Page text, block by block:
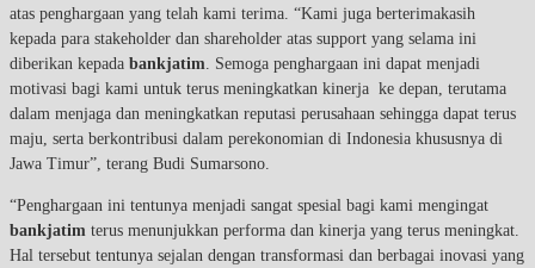
atas penghargaan yang telah kami terima. “Kami juga berterimakasih
kepada para stakeholder dan shareholder atas support yang selama ini
diberikan kepada bankjatim . Semoga penghargaan ini dapat menjadi
motivasi bagi kami untuk terus meningkatkan kinerja ke depan, terutama
dalam menjaga dan meningkatkan reputasi perusahaan sehingga dapat terus
maju, serta berkontribusi dalam perekonomian di Indonesia khususnya di
Jawa Timur”, terang Budi Sumarsono.
“Penghargaan ini tentunya menjadi sangat spesial bagi kami mengingat
bankjatim terus menunjukkan performa dan kinerja yang terus meningkat.
Hal tersebut tentunya sejalan dengan transformasi dan berbagai inovasi yang